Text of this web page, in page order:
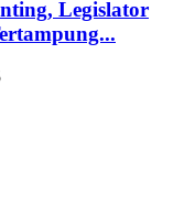
Legislator